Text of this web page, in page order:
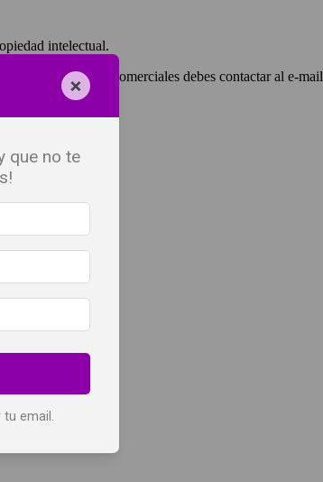
intelectual.
réplica con fines comerciales debes contactar al e-mail
×
que no te
tu email.